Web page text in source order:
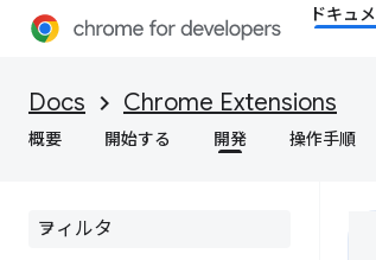
ドキュ
Docs Chrome Extensions
概要 開始する 開発 操作手順